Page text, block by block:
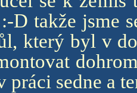
D takže jsme
který byl v
práci sedne a